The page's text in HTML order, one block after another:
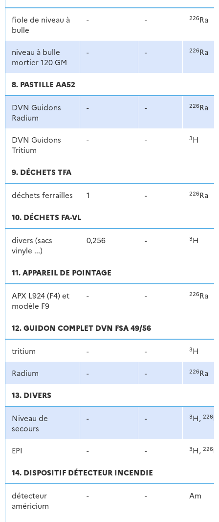
fiole de niveau à
bulle
- - 226Ra
niveau à bulle
mortier 120 GM
- - 226Ra
8. PASTILLE AA52
DVN Guidons
Radium
- - 226Ra
DVN Guidons
Tritium
- - 3H
9. DÉCHETS TFA
déchets ferrailles 1 - 226Ra
10. DÉCHETS FA-VL
divers (sacs
vinyle ...)
0,256 - 3H
11. APPAREIL DE POINTAGE
APX L924 (F4) et
modèle F9
- - 226Ra
12. GUIDON COMPLET DVN FSA 49/56
tritium - - 3H
Radium - - 226Ra
13. DIVERS
Niveau de
secours
- - 3H, 226
EPI - - 3H, 226
14. DISPOSITIF DÉTECTEUR INCENDIE
détecteur
américium
- - Am